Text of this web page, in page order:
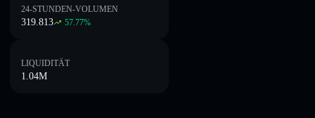
24-STUNDEN-VOLUMEN
319.813 57.77%
LIQUIDITÄT
1.04M